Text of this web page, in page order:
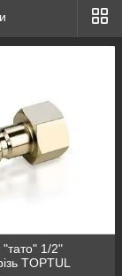
"тато" 1/2"
TOPTUL